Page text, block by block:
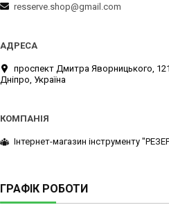
resserve.shop@gmail.com
проспект Дмитра Яворницького, 121,
Дніпро, Україна
Інтернет-магазин інструменту
ГРАФІК РОБОТИ